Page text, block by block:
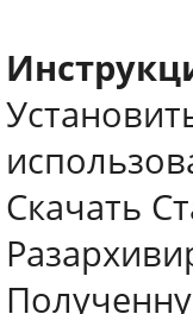
Скачать